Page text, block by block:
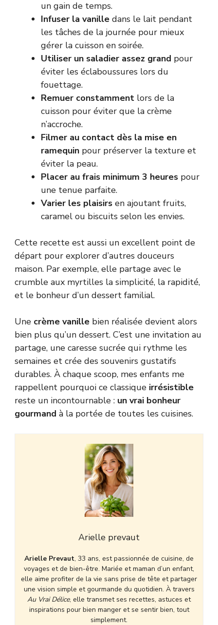
un gain de temps.
Infuser la vanille dans le lait pendant
les tâches de la journée pour mieux
gérer la cuisson en soirée.
Utiliser un saladier assez grand pour
éviter les éclaboussures lors du
fouettage.
Remuer constamment lors de la
cuisson pour éviter que la crème
n’accroche.
Filmer au contact dès la mise en
ramequin pour préserver la texture et
éviter la peau.
Placer au frais minimum 3 heures pour
une tenue parfaite.
Varier les plaisirs en ajoutant fruits,
caramel ou biscuits selon les envies.
Cette recette est aussi un excellent point de
départ pour explorer d’autres douceurs
maison. Par exemple, elle partage avec le
crumble aux myrtilles la simplicité, la rapidité,
et le bonheur d’un dessert familial.
Une crème vanille bien réalisée devient alors
bien plus qu’un dessert. C’est une invitation au
partage, une caresse sucrée qui rythme les
semaines et crée des souvenirs gustatifs
durables. À chaque scoop, mes enfants me
rappellent pourquoi ce classique irrésistible
reste un incontournable : un vrai bonheur
gourmand à la portée de toutes les cuisines.
Arielle prevaut
Arielle Prevaut, 33 ans, est passionnée de cuisine, de
voyages et de bien-être. Mariée et maman d’un enfant,
elle aime profiter de la vie sans prise de tête et partager
une vision simple et gourmande du quotidien. À travers
Au Vrai Délice, elle transmet ses recettes, astuces et
inspirations pour bien manger et se sentir bien, tout
simplement.